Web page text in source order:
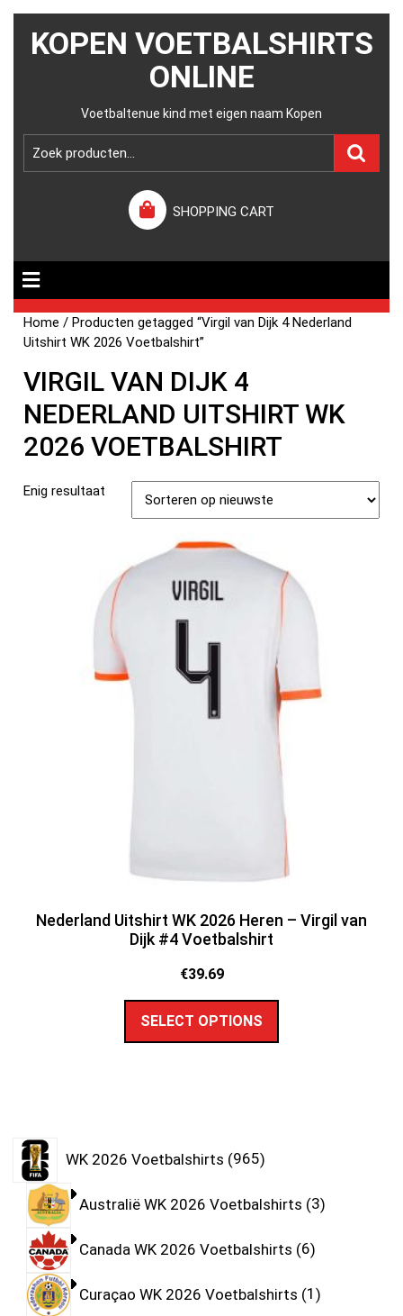
KOPEN VOETBALSHIRTS
ONLINE
Voetbaltenue kind met eigen naam Kopen
SHOPPING CART
Home / Producten getagged “Virgil van Dijk 4 Nederland
Uitshirt WK 2026 Voetbalshirt”
VIRGIL VAN DIJK 4
NEDERLAND UITSHIRT WK
2026 VOETBALSHIRT
Enig resultaat
Nederland Uitshirt WK 2026 Heren – Virgil van
Dijk #4 Voetbalshirt
€39.69
SELECT OPTIONS
WK 2026 Voetbalshirts 965
Australië WK 2026 Voetbalshirts 3
Canada WK 2026 Voetbalshirts 6
Curaçao WK 2026 Voetbalshirts 1